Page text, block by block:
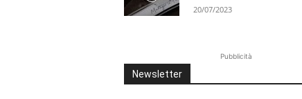
20/07/2023
Pubblicità
Newsletter